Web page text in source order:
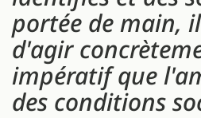
portée de main,
d'agir
impératif que
des conditions